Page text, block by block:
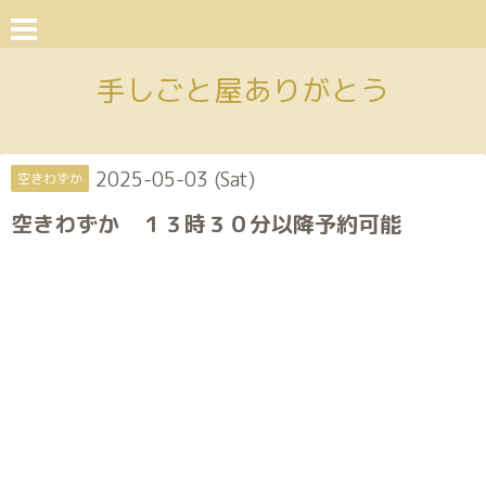
手しごと屋ありがとう
空きわずか 2025-05-03 (Sat)
空きわずか １３時３０分以降予約可能